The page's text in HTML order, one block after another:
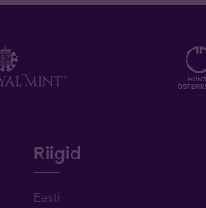
Riigid
Eesti